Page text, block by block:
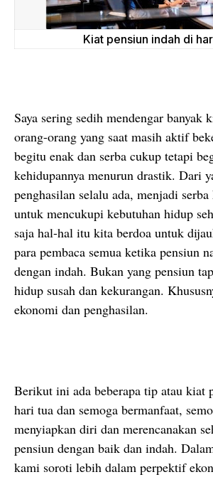
Kiat pensiun indah di
Saya sering sedih mendengar banyak
orang-orang yang saat masih aktif
begitu enak dan serba cukup tetapi
kehidupannya menurun drastik. Dari
penghasilan selalu ada, menjadi
untuk mencukupi kebutuhan hidup
saja hal-hal itu kita berdoa untuk
para pembaca semua ketika pensiun
dengan indah. Bukan yang pensiun
hidup susah dan kekurangan.
ekonomi dan penghasilan.
Berikut ini ada beberapa tip atau kiat
hari tua dan semoga bermanfaat,
menyiapkan diri dan merencanakan
pensiun dengan baik dan indah.
kami soroti lebih dalam perpektif